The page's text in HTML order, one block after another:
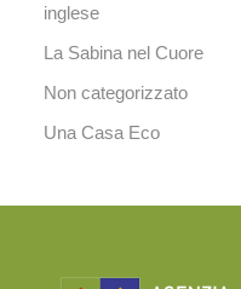
inglese
La Sabina nel Cuore
Non categorizzato
Una Casa Eco